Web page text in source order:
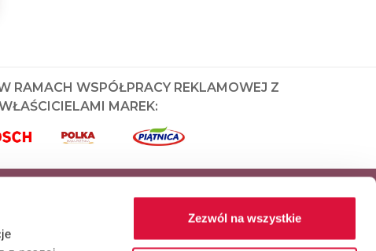
Zezwól na wszystkie
RAMACH WSPÓŁPRACY REKLAMOWEJ Z
MAREK: